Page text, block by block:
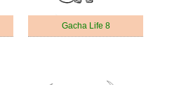
Gacha Life 8